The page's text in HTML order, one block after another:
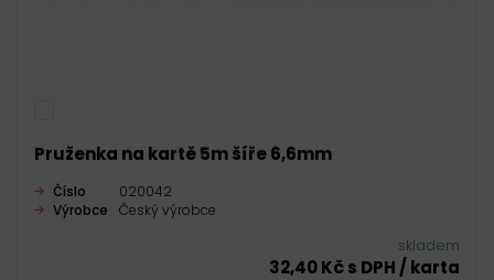
Pruženka na kartě 5m šíře 6,6mm
Číslo
020042
Výrobce
Český výrobce
skladem
32,40 Kč s DPH / karta